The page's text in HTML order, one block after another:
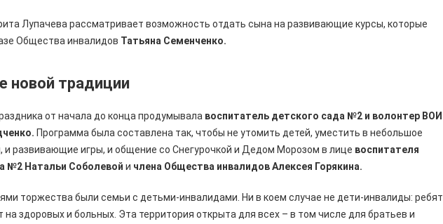
Лупачева рассматривает возможность отдать сына на развивающие курсы, которые
Общества инвалидов Татьяна Семенченко.
новой традиции
от начала до конца продумывала воспитатель детского сада №2 и волонтер ВОИ
Программа была составлена так, чтобы не утомить детей, уместить в небольшое
и развивающие игры, и общение со Снегурочкой и Дедом Морозом в лице воспитателя
№2 Натальи Соболевой и члена Общества инвалидов Алексея Горякина.
торжества были семьи с детьми-инвалидами. Ни в коем случае не дети-инвалиды: ребят
на здоровых и больных. Эта территория открыта для всех – в том числе для братьев и